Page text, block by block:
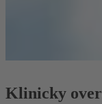
Klinicky